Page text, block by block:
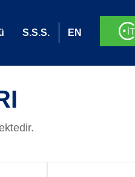
S.S.S. EN